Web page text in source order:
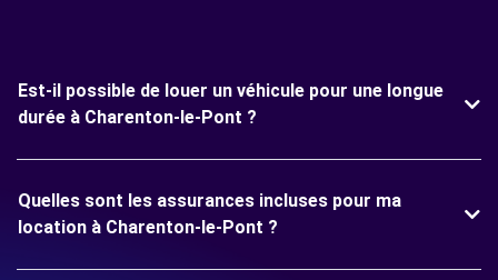
Est-il possible de louer un véhicule pour une longue
durée à Charenton-le-Pont ?
Quelles sont les assurances incluses pour ma
location à Charenton-le-Pont ?